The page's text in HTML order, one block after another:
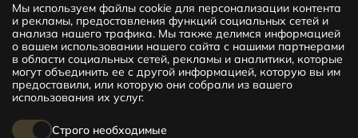
Мы используем файлы cookie для персонализации контента
и рекламы, предоставления функций социальных сетей и
анализа нашего трафика. Мы также делимся информацией
о вашем использовании нашего сайта с нашими партнерами
в области социальных сетей, рекламы и аналитики, которые
могут объединить ее с другой информацией, которую вы им
предоставили, или которую они собрали из вашего
использования их услуг.
Строго необходимые
Новый проект CENTRUS предлагает
142 эксклюзивные и удобные квартиры
в центре Риги – от уютных квартир
площадью 24 кв. м до просторных
апартаментов площадью 210 кв. м. Выбери
свое жилище и будь в центре жизни!